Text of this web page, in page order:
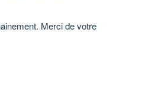
Merci de votre